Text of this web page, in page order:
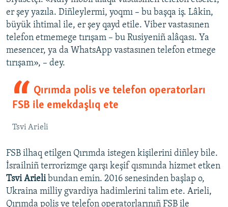
er şey yazıla. Diñleylermi, yoqmı – bu başqa iş. Lâkin,
büyük ihtimal ile, er şey qayd etile. Viber vastasınen
telefon etmemege tırışam – bu Rusiyeniñ alâqası. Ya
mesencer, ya da WhatsApp vastasınen telefon etmege
tırışam», – dey.
Qırımda polis ve telefon operatorları
FSB ile emekdaşlıq ete
Tsvi Arieli
FSB ilhaq etilgen Qırımda istegen kişilerini diñley bile.
İsrailniñ terrorizmge qarşı keşif qısmında hizmet etken
Tsvi Arielibundan emin. 2016 senesinden başlap o,
Ukraina milliy gvardiya hadimlerini talim ete. Arieli,
Qırımda polis ve telefon operatorlarınıñ FSB ile